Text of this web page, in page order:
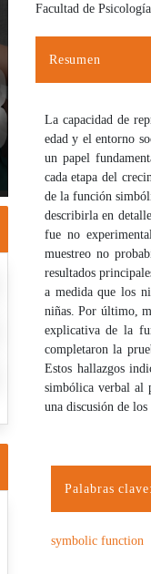
Facultad de
Resumen
La capacidad de
edad y el entorno
un papel
cada etapa del
de la función
describirla en
fue no
muestreo no
resultados
a medida que los
niñas. Por último,
explicativa de la
completaron la
Estos hallazgos
simbólica verbal al
una discusión de
Palabras clave:
symbolic function